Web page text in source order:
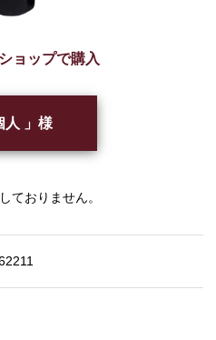
ョップで購入
人 」様
ておりません。